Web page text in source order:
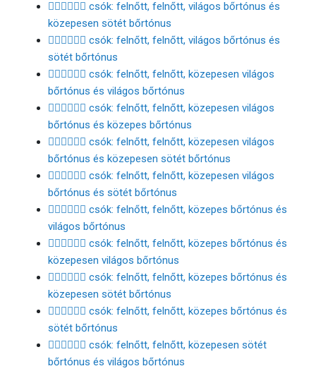
🧑🏻‍❤️‍💋‍🧑🏾 csók: felnőtt, felnőtt, világos bőrtónus és
közepesen sötét bőrtónus
🧑🏻‍❤️‍💋‍🧑🏿 csók: felnőtt, felnőtt, világos bőrtónus és
sötét bőrtónus
🧑🏼‍❤️‍💋‍🧑🏻 csók: felnőtt, felnőtt, közepesen világos
bőrtónus és világos bőrtónus
🧑🏼‍❤️‍💋‍🧑🏽 csók: felnőtt, felnőtt, közepesen világos
bőrtónus és közepes bőrtónus
🧑🏼‍❤️‍💋‍🧑🏾 csók: felnőtt, felnőtt, közepesen világos
bőrtónus és közepesen sötét bőrtónus
🧑🏼‍❤️‍💋‍🧑🏿 csók: felnőtt, felnőtt, közepesen világos
bőrtónus és sötét bőrtónus
🧑🏽‍❤️‍💋‍🧑🏻 csók: felnőtt, felnőtt, közepes bőrtónus és
világos bőrtónus
🧑🏽‍❤️‍💋‍🧑🏼 csók: felnőtt, felnőtt, közepes bőrtónus és
közepesen világos bőrtónus
🧑🏽‍❤️‍💋‍🧑🏾 csók: felnőtt, felnőtt, közepes bőrtónus és
közepesen sötét bőrtónus
🧑🏽‍❤️‍💋‍🧑🏿 csók: felnőtt, felnőtt, közepes bőrtónus és
sötét bőrtónus
🧑🏾‍❤️‍💋‍🧑🏻 csók: felnőtt, felnőtt, közepesen sötét
bőrtónus és világos bőrtónus